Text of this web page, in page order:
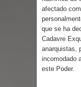
afectado
que se ha
Cadavre
anarquistas,
incomodado
este Poder.